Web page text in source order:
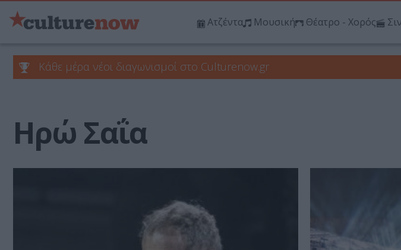
Ατζέντα Μουσική Θέατρο - Χορός
Κάθε μέρα νέοι διαγωνισμοί στο Culturenow.gr
Ηρώ Σαΐα